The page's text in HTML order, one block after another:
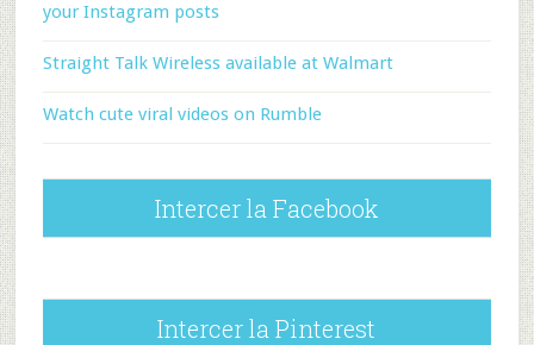
your Instagram posts
Straight Talk Wireless available at Walmart
Watch cute viral videos on Rumble
Intercer la Facebook
Intercer la Pinterest